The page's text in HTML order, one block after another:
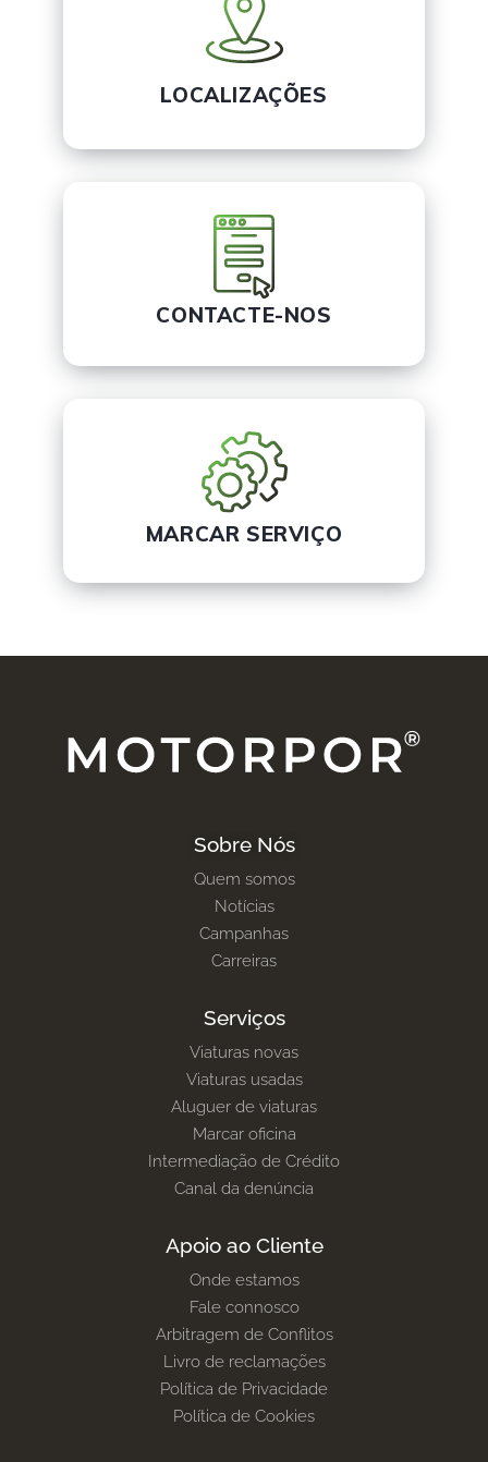
LOCALIZAÇÕES
CONTACTE-NOS
MARCAR SERVIÇO
Sobre Nós
Quem somos
Notícias
Campanhas
Carreiras
Serviços
Viaturas novas
Viaturas usadas
Aluguer de viaturas
Marcar oficina
Intermediação de Crédito
Canal da denúncia
Apoio ao Cliente
Onde estamos
Fale connosco
Arbitragem de Conflitos
Livro de reclamações
Política de Privacidade
Política de Cookies